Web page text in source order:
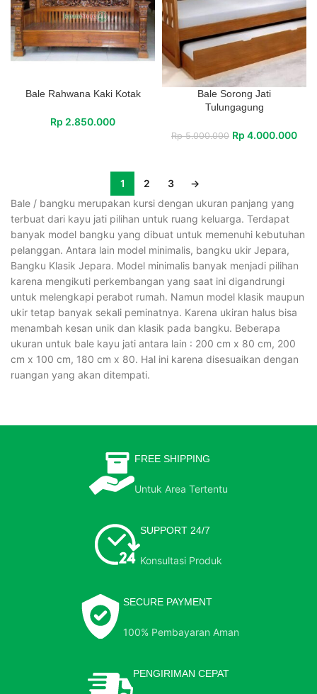
Bale Rahwana Kaki Kotak
Rp 2.850.000
Bale Sorong Jati
Tulungagung
Rp5.000.000 Rp 4.000.000
1 2 3
→
Bale / bangku merupakan kursi dengan ukuran panjang yang
terbuat dari kayu jati pilihan untuk ruang keluarga. Terdapat
banyak model bangku yang dibuat untuk memenuhi kebutuhan
pelanggan. Antara lain model minimalis, bangku ukir Jepara,
Bangku Klasik Jepara. Model minimalis banyak menjadi pilihan
karena mengikuti perkembangan yang saat ini digandrungi
untuk melengkapi perabot rumah. Namun model klasik maupun
ukir tetap banyak sekali peminatnya. Karena ukiran halus bisa
menambah kesan unik dan klasik pada bangku. Beberapa
ukuran untuk bale kayu jati antara lain : 200 cm x 80 cm, 200
cm x 100 cm, 180 cm x 80. Hal ini karena disesuaikan dengan
ruangan yang akan ditempati.
FREE SHIPPING
Untuk Area Tertentu
SUPPORT 24/7
Konsultasi Produk
SECURE PAYMENT
100% Pembayaran Aman
PENGIRIMAN CEPAT